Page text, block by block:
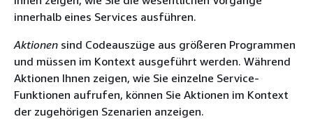
innerhalb eines Services ausführen.
Aktionen sind Codeauszüge aus größeren Programmen
und müssen im Kontext ausgeführt werden. Während
Aktionen Ihnen zeigen, wie Sie einzelne Service-
Funktionen aufrufen, können Sie Aktionen im Kontext
der zugehörigen Szenarien anzeigen.